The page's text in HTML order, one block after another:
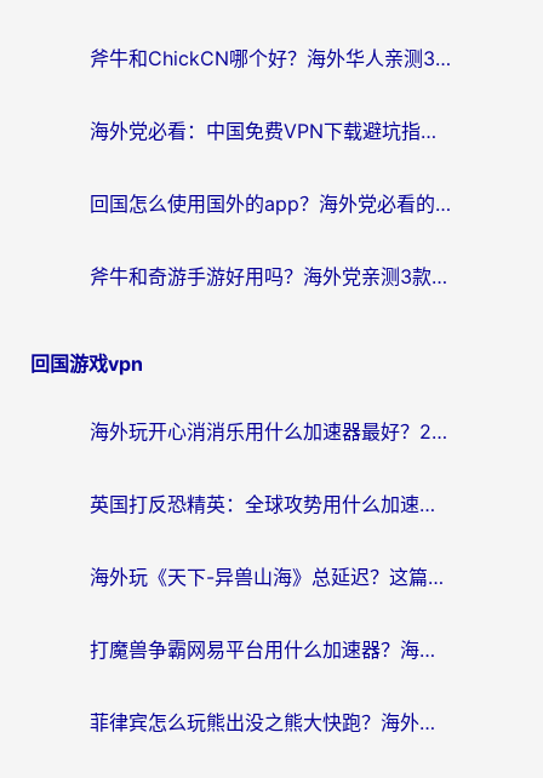
斧牛和ChickCN哪个好？海外华人亲测3款回国加速器+免费试用攻略
海外党必看：中国免费VPN下载避坑指南 + 无缝访问国内资源的终极方案
回国怎么使用国外的app？海外党必看的无缝访问国内资源全攻略
斧牛和奇游手游好用吗？海外党亲测3款回国加速器，选对才能无缝刷国内资源
回国游戏vpn
海外玩开心消消乐用什么加速器最好？2026真实体验指南，告别延迟卡顿
英国打反恐精英：全球攻势用什么加速器？2026年实测有效的国服游戏加速指南
海外玩《天下-异兽山海》总延迟？这篇延迟加速器指南帮你告别卡顿（附日本玩Sky光·遇最高警戒解决方案）
打魔兽争霸网易平台用什么加速器？海外党亲测有效的国服游戏加速指南
菲律宾怎么玩熊出没之熊大快跑？海外党国服游戏加速终极攻略（附3款热门游戏实测）